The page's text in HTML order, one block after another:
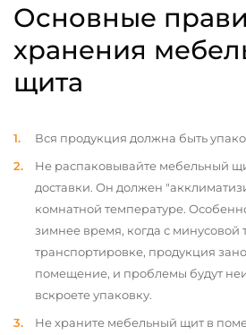
Основные
хранения
щита
Вся продукция должна быть
Не распаковывайте мебельный
доставки. Он должен
комнатной температуре.
зимнее время, когда с минусовой
транспортировке, продукция
помещение, и проблемы будут
вскроете упаковку.
Не храните мебельный щит в